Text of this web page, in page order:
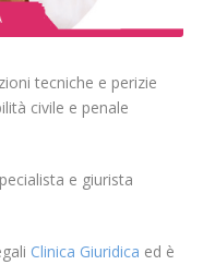
tecniche e perizie
civile e penale
e giurista
Clinica Giuridica ed è